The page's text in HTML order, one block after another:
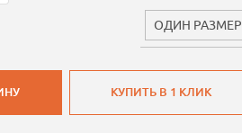
ОДИН РАЗМЕР
КУПИТЬ В 1 КЛИК